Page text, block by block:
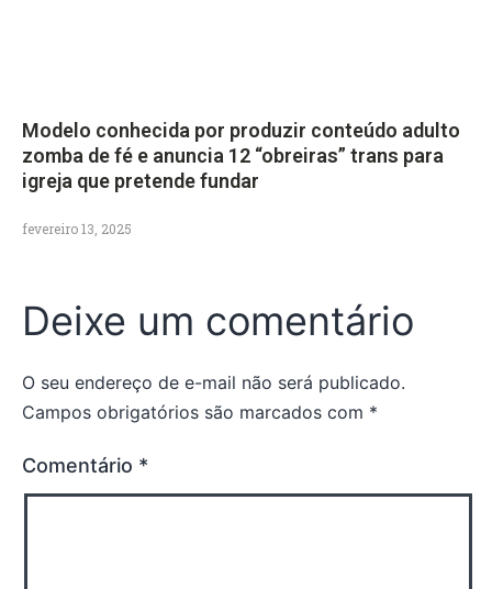
Modelo conhecida por produzir conteúdo adulto
zomba de fé e anuncia 12 “obreiras” trans para
igreja que pretende fundar
fevereiro 13, 2025
Deixe um comentário
O seu endereço de e-mail não será publicado.
Campos obrigatórios são marcados com *
Comentário *